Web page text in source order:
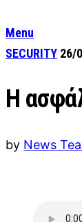
Menu
SECURITY 26/
Η
by News